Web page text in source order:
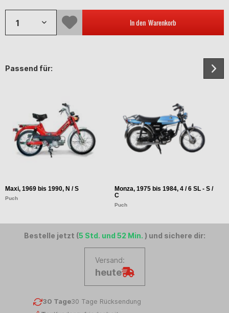
In den Warenkorb
Passend für:
Maxi, 1969 bis 1990, N / S
Puch
Monza, 1975 bis 1984, 4 / 6 SL - S /
C
Puch
Bestelle jetzt (5 Std. und 52 Min. ) und sichere dir:
Versand:
heute
30 Tage30 Tage Rücksendung